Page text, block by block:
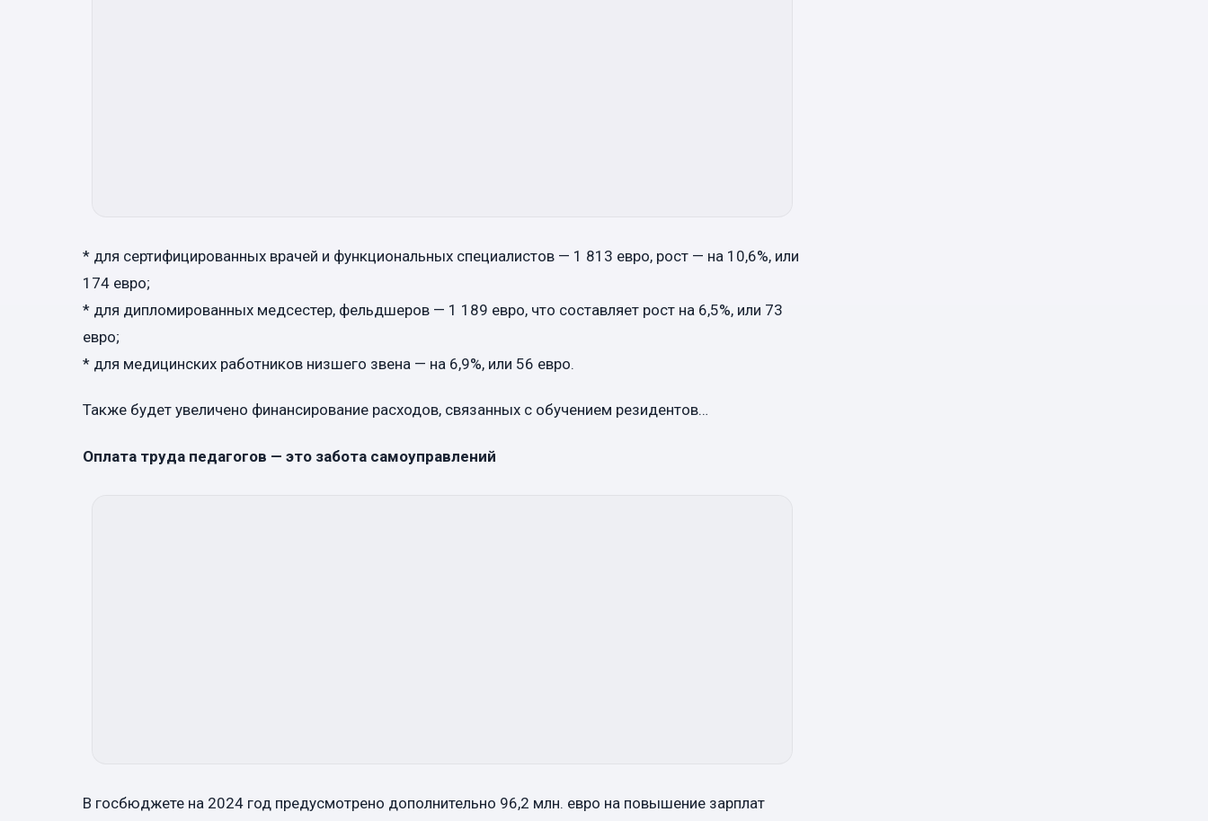
* для сертифицированных врачей и функциональных специалистов — 1 813 евро, рост — на 10,6%, или
174 евро;
* для дипломированных медсестер, фельдшеров — 1 189 евро, что составляет рост на 6,5%, или 73
евро;
* для медицинских работников низшего звена — на 6,9%, или 56 евро.
Также будет увеличено финансирование расходов, связанных с обучением резидентов…
Оплата труда педагогов — это забота самоуправлений
В госбюджете на 2024 год предусмотрено дополнительно 96,2 млн. евро на повышение зарплат